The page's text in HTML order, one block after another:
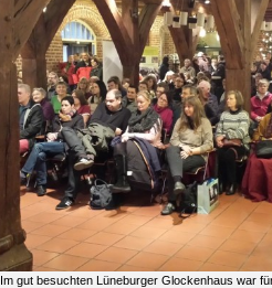
Im gut besuchten Lüneburger Glockenhaus war